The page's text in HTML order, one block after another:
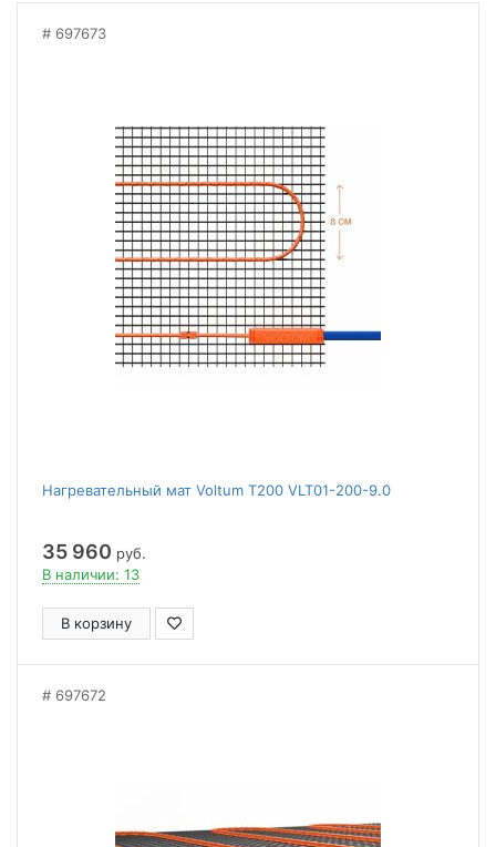
697673
Нагревательный мат Voltum Т200 VLT01-200-9.0
35 960 руб.
В наличии: 13
В корзину
697672